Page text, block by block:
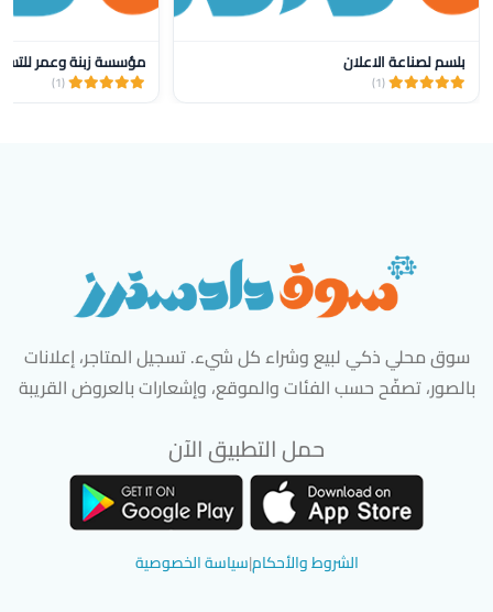
بلسم لصناعة الاعلان
(1)
مؤسسة زبنة وعمر
(1)
سوق محلي ذكي لبيع وشراء كل شيء. تسجيل المتاجر، إعلانات
بالصور، تصفّح حسب الفئات والموقع، وإشعارات بالعروض القريبة
حمل التطبيق الآن
الشروط والأحكام|سياسة الخصوصية